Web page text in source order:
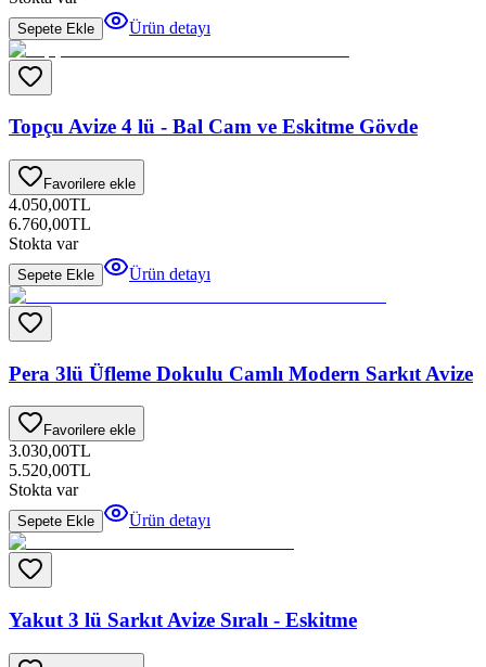
Sepete Ekle Ürün detayı
Topçu Avize 4 lü - Bal Cam ve Eskitme Gövde
Favorilere ekle
4.050,00TL
6.760,00TL
Stokta var
Sepete Ekle Ürün detayı
Pera 3lü Üfleme Dokulu Camlı Modern Sarkıt Avize
Favorilere ekle
3.030,00TL
5.520,00TL
Stokta var
Sepete Ekle Ürün detayı
Yakut 3 lü Sarkıt Avize Sıralı - Eskitme